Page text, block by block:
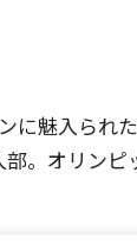
に魅入られ
。オリンピ